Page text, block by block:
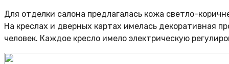
Для отделки салона предлагалась кожа светло-
На креслах и дверных картах имелась декоративная
человек. Каждое кресло имело электрическую